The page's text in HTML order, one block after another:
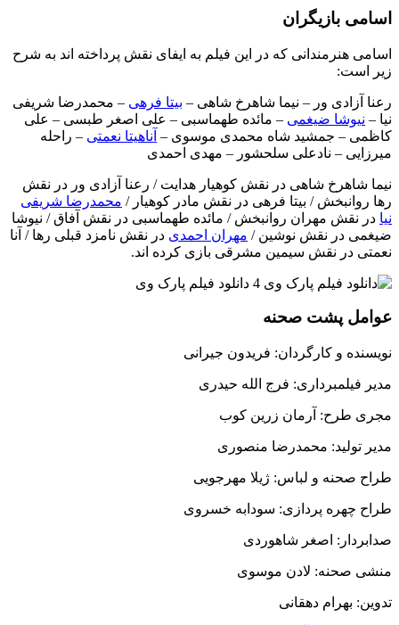
اسامی بازیگران
اسامی هنرمندانی که در این فیلم به ایفای نقش پرداخته اند به شرح
زیر است:
رعنا آزادی ور – نیما شاهرخ شاهی – بیتا فرهی – محمدرضا شریفی‌
نیا – نیوشا ضیغمی – مائده طهماسبی – علی اصغر طبسی – علی
کاظمی – جمشید شاه محمدی موسوی – آناهیتا نعمتی – راحله
میرزایی – نادعلی سلحشور – مهدی احمدی
نیما شاهرخ شاهی در نقش کوهیار هدایت / رعنا آزادی ور در نقش
رها روانبخش / بیتا فرهی در نقش مادر کوهیار / محمدرضا شریفی
نیا در نقش مهران روانبخش / مائده طهماسبی در نقش آفاق / نیوشا
ضیغمی در نقش نوشین / مهران احمدی در نقش نامزد قبلی رها / آنا
نعمتی در نقش سیمین مشرقی بازی کرده اند.
عوامل پشت صحنه
نویسنده و کارگردان: فریدون جیرانی
مدیر فیلمبرداری: فرج الله حیدری
مجری طرح: آرمان زرین کوب
مدیر تولید: محمدرضا منصوری
طراح صحنه و لباس: ژیلا مهرجویی
طراح چهره پردازی: سودابه خسروی
صدابردار: اصغر شاهوردی
منشی صحنه: لادن موسوی
تدوین: بهرام دهقانی